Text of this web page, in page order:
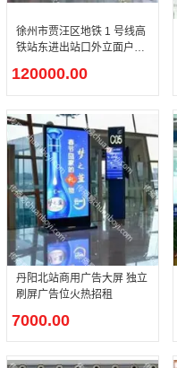
徐州市贾汪区地铁 1 号线高
铁站东进出站口外立面户外
120000.00
丹阳北站商用广告大屏 独立
刷屏广告位火热招租
7000.00